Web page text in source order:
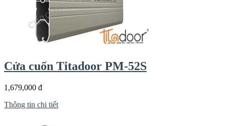
Cửa cuốn Titadoor PM-52S
1,679,000 đ
Thông tin chi tiết